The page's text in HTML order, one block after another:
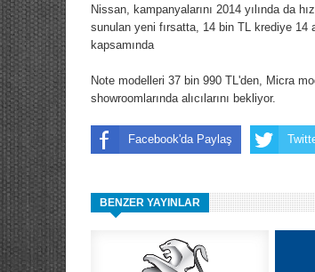
Nissan, kampanyalarını 2014 yılında da
sunulan yeni fırsatta, 14 bin TL krediye 14
kapsamında
Note modelleri 37 bin 990 TL'den, Micra
showroomlarında alıcılarını bekliyor.
Facebook'da Paylaş
BENZER YAYINLAR